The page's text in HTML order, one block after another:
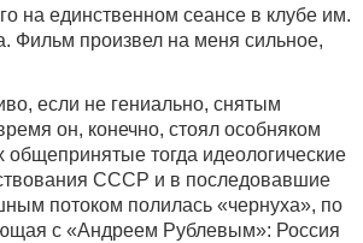
на единственном сеансе в клубе им.
Фильм произвел на меня сильное,
если не гениально, снятым
он, конечно, стоял особняком
тогда идеологические
СССР и в последовавшие
потоком полилась «чернуха», по
с «Андреем Рублевым»: Россия